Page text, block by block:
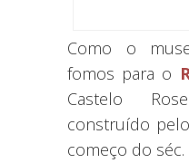
Como o
fomos para o
Castelo
construído
começo do séc.